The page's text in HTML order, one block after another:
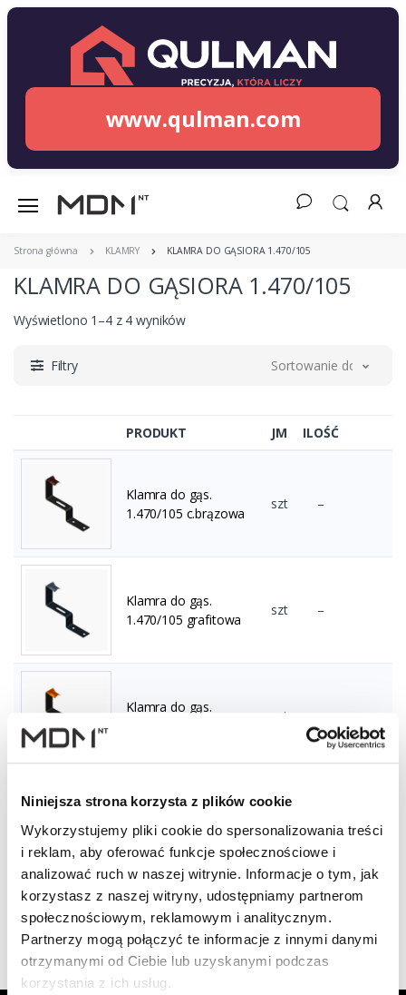
Niniejsza strona korzysta z plików cookie
Wykorzystujemy pliki cookie do spersonalizowania treści
i reklam, aby oferować funkcje społecznościowe i
analizować ruch w naszej witrynie. Informacje o tym, jak
korzystasz z naszej witryny, udostępniamy partnerom
społecznościowym, reklamowym i analitycznym.
Partnerzy mogą połączyć te informacje z innymi danymi
otrzymanymi od Ciebie lub uzyskanymi podczas
korzystania z ich usług.
www.qulman.com
Strona główna KLAMRY KLAMRA DO GĄSIORA 1.470/105
KLAMRA DO GĄSIORA 1.470/105
Wyświetlono 1–4 z 4 wyników
Filtry Sortowanie domyślne
PRODUKT JM ILOŚĆ
Klamra do gąs.
1.470/105 c.brązowa
szt –
Klamra do gąs.
1.470/105 grafitowa
szt –
Klamra do gąs.
szt
Klamra do gąs.
1.470/105 czarna
szt
Wyświetlono 1–4 z 4 wyników